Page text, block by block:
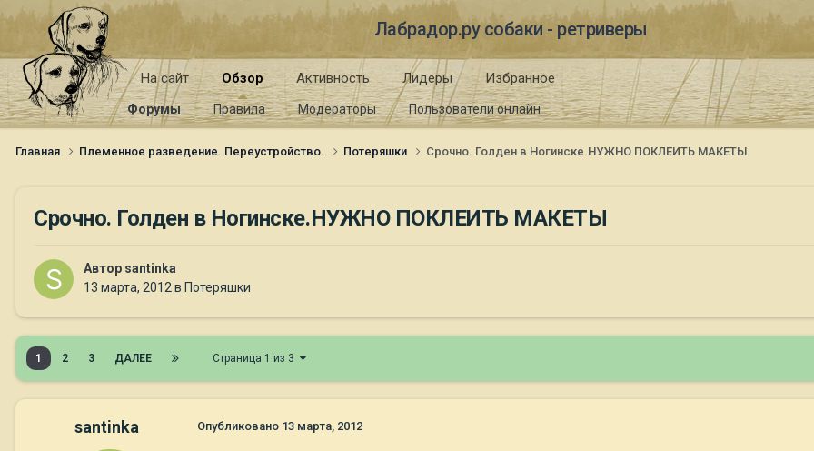
Лабрадор.ру собаки - ретриверы
На сайт Обзор
Форумы Правила Модераторы Пользователи онлайн
Активность Лидеры Избранное
Главная Племенное разведение. Переустройство. Потеряшки Срочно. Голден в Ногинске.НУЖНО ПОКЛЕИТЬ МАКЕТЫ
Срочно. Голден в Ногинске.НУЖНО ПОКЛЕИТЬ МАКЕТЫ
Автор santinka
13 марта, 2012 в Потеряшки
1 2 3 ДАЛЕЕ Страница 1 из 3
santinka Опубликовано 13 марта, 2012